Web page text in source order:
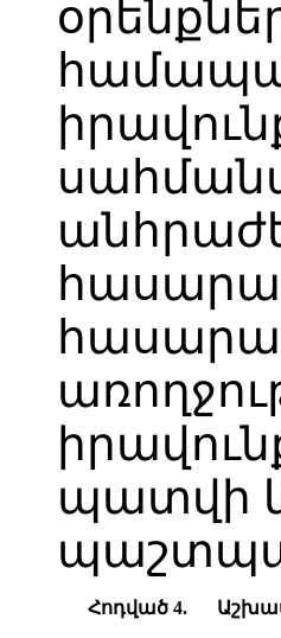
պատվի
Հոդված 4.